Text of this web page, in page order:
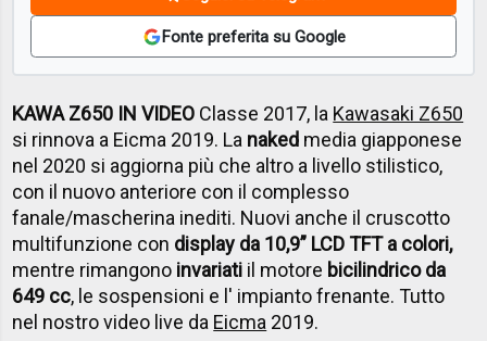
Fonte preferita su Google
KAWA Z650 IN VIDEO Classe 2017, la Kawasaki Z650
si rinnova a Eicma 2019. La naked media giapponese
nel 2020 si aggiorna più che altro a livello stilistico,
con il nuovo anteriore con il complesso
fanale/mascherina inediti. Nuovi anche il cruscotto
multifunzione con display da 10,9” LCD TFT a colori,
mentre rimangono invariati il motore bicilindrico da
649 cc, le sospensioni e l' impianto frenante. Tutto
nel nostro video live da Eicma 2019.